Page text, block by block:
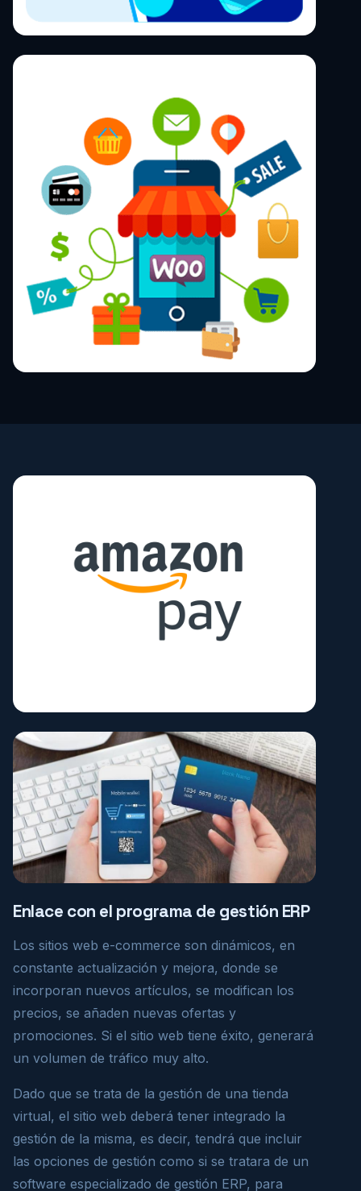
Enlace con el programa de gestión ERP
Los sitios web e-commerce son dinámicos, en
constante actualización y mejora, donde se
incorporan nuevos artículos, se modifican los
precios, se añaden nuevas ofertas y
promociones. Si el sitio web tiene éxito, generará
un volumen de tráfico muy alto.
Dado que se trata de la gestión de una tienda
virtual, el sitio web deberá tener integrado la
gestión de la misma, es decir, tendrá que incluir
las opciones de gestión como si se tratara de un
software especializado de gestión ERP, para